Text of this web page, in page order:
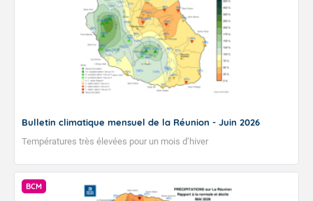
Bulletin climatique mensuel de la Réunion - Juin 2026
Températures très élevées pour un mois d’hiver
BCM